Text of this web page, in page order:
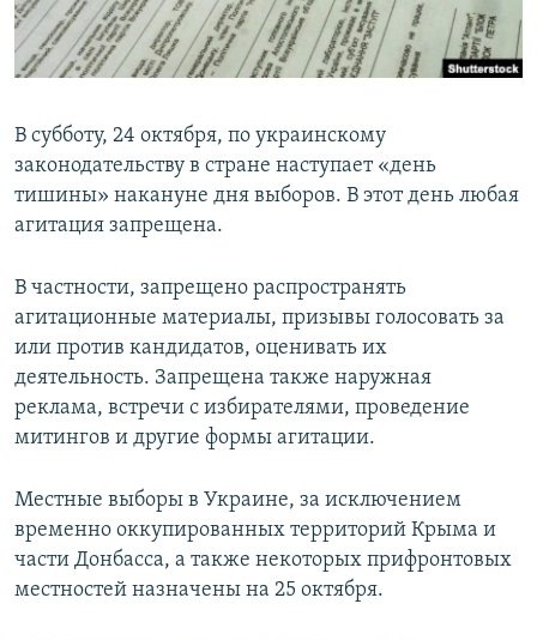
ПОБЕДИТЕЛЕЙ НЕ СУДЯТ?
КРЫМ.НЕПОКОРЕННЫЙ
УКРАИНСКАЯ ПРОБЛЕМА КРЫМА
ПРИСОЕДИНЯЙТЕСЬ!
Все сайты RFE/RL
В субботу, 24 октября, по украинскому
законодательству в стране наступает «день
тишины» накануне дня выборов. В этот день любая
агитация запрещена.
В частности, запрещено распространять
агитационные материалы, призывы голосовать за
или против кандидатов, оценивать их
деятельность. Запрещена также наружная
реклама, встречи с избирателями, проведение
митингов и другие формы агитации.
Местные выборы в Украине, за исключением
временно оккупированных территорий Крыма и
части Донбасса, а также некоторых прифронтовых
местностей назначены на 25 октября.